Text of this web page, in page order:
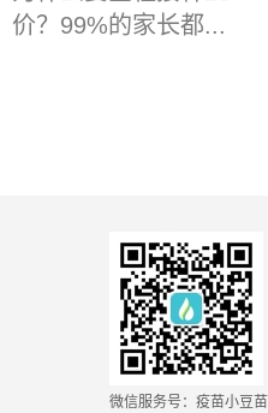
价？99%的家长都...
微信服务号：疫苗小豆苗